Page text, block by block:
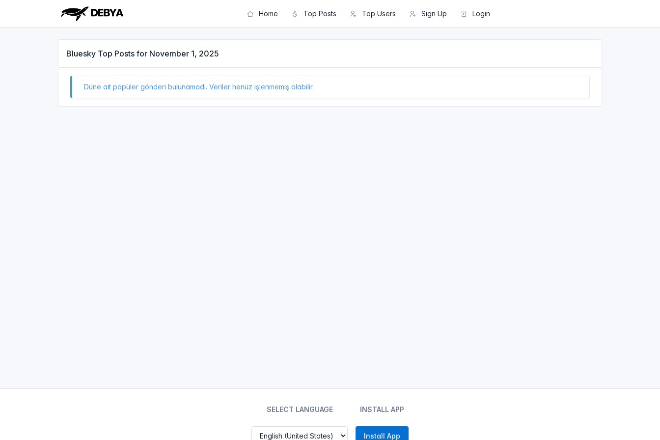
Home Top Posts Top Users Sign Up Login
Bluesky Top Posts for November 1, 2025
Düne ait popüler gönderi bulunamadı. Veriler henüz işlenmemiş olabilir.
SELECT LANGUAGE INSTALL APP
Install App